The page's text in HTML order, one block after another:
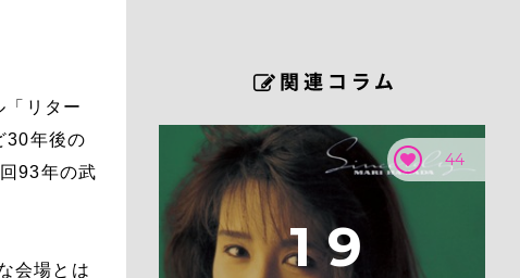
「リター
30年後の
93年の武
会場とは
44
1 9